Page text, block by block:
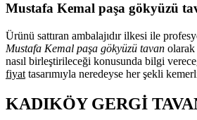
Mustafa Kemal paşa gökyüzü
Ürünü sattıran ambalajıdır ilkesi ile
Mustafa Kemal paşa gökyüzü tavan olarak
nasıl birleştirileceği konusunda bilgi
fiyat tasarımıyla neredeyse her şekli
KADIKÖY GERGİ